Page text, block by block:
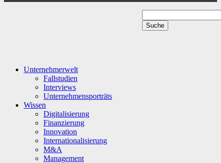
Unternehmerwelt
Fallstudien
Interviews
Unternehmensporträts
Wissen
Digitalisierung
Finanzierung
Innovation
Internationalisierung
M&A
Management